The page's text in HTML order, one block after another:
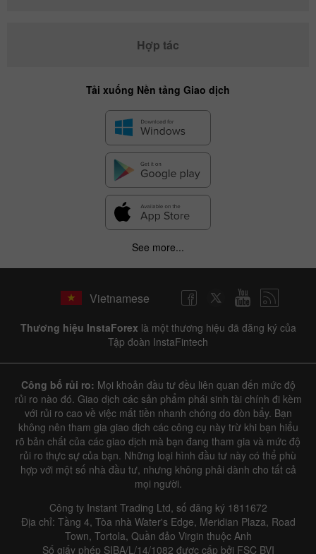
Hide chart
1 year / 2 years / 3 years / 4 years| Actual Forecast Previous|
Data not found
Details about the event
Hợp tác
Tải xuống Nền tảng Giao dịch
See more...
Vietnamese
Thương hiệu InstaForex là một thương hiệu đã đăng ký của
Tập đoàn InstaFintech
Công bố rủi ro: Mọi khoản đầu tư đều liên quan đến mức độ
rủi ro nào đó. Giao dịch các sản phẩm phái sinh tài chính đi kèm
với rủi ro cao về việc mất tiền nhanh chóng do đòn bẩy. Bạn
không nên tham gia giao dịch các công cụ này trừ khi bạn hiểu
rõ bản chất của các giao dịch mà bạn đang tham gia và mức độ
rủi ro thực sự của bạn. Những loại hình đầu tư này có thể phù
hợp với một số nhà đầu tư, nhưng không phải dành cho tất cả
mọi người.
Công ty Instant Trading Ltd, số đăng ký 1811672
Địa chỉ: Tầng 4, Tòa nhà Water's Edge, Meridian Plaza, Road
Town, Tortola, Quần đảo Virgin thuộc Anh
Số giấy phép SIBA/L/14/1082 được cấp bởi FSC BVI